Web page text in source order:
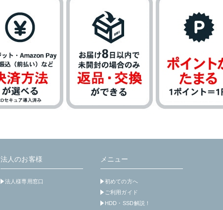
法人のお客様
法人様専用窓口
メニュー
初めての方へ
ご利用ガイド
HDD・SSD解説！